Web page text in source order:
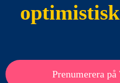
Prenumerera på